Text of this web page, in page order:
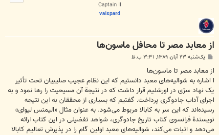
Captain II
vaispard
از معابد مصر تا محافل ماسون‌ها
ت
یک‌شنبه ۲۳ آبان ۱۳۸۹, ۳:۳۱ ب.ظ
از معابد مصر تا ماسون‌ها
ا اشاره به شوالیه‌های معبد دانستیم که این نظام عجیب صلیبیان تحت تأثیر
یک نهاد سرّی در اورشلیم قرار داشت که در نتیجة آن مسیحیت را رها نمود و به
اجرای آداب جادوگری پرداخت. گفتیم که بسیاری از محققان به این نتیجه
رسیده‌اند که این سر به کابالا مربوط می‌شود. به عنوان مثال «الیمنس لیوای»
نویسندة فرانسوی کتاب تاریخ جادوگری، شواهد تفضیلی در این کتاب ارائه
می‌دهد و اثبات می‌کند، شوالیه‌های معبد اولین گام را در پذیرش تعالیم کابالا